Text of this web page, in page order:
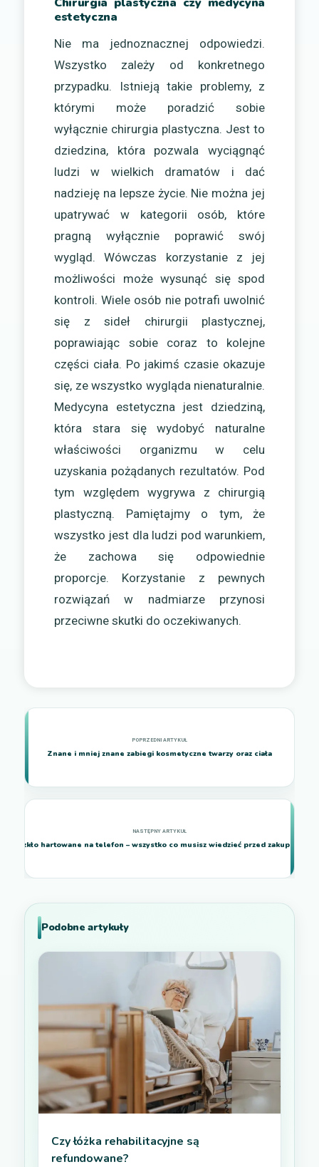
estetyczna
Nie ma jednoznacznej odpowiedzi.
Wszystko zależy od konkretnego
przypadku. Istnieją takie problemy, z
którymi może poradzić sobie
wyłącznie chirurgia plastyczna. Jest to
dziedzina, która pozwala wyciągnąć
ludzi w wielkich dramatów i dać
nadzieję na lepsze życie. Nie można jej
upatrywać w kategorii osób, które
pragną wyłącznie poprawić swój
wygląd. Wówczas korzystanie z jej
możliwości może wysunąć się spod
kontroli. Wiele osób nie potrafi uwolnić
się z sideł chirurgii plastycznej,
poprawiając sobie coraz to kolejne
części ciała. Po jakimś czasie okazuje
się, ze wszystko wygląda nienaturalnie.
Medycyna estetyczna jest dziedziną,
która stara się wydobyć naturalne
właściwości organizmu w celu
uzyskania pożądanych rezultatów. Pod
tym względem wygrywa z chirurgią
plastyczną. Pamiętajmy o tym, że
wszystko jest dla ludzi pod warunkiem,
że zachowa się odpowiednie
proporcje. Korzystanie z pewnych
rozwiązań w nadmiarze przynosi
przeciwne skutki do oczekiwanych.
Znane i mniej znane zabiegi kosmetyczne twarzy oraz ciała
Szkło hartowane na telefon – wszystko co musisz wiedzieć przed zakupem
Podobne artykuły
Czy łóżka rehabilitacyjne są
refundowane?